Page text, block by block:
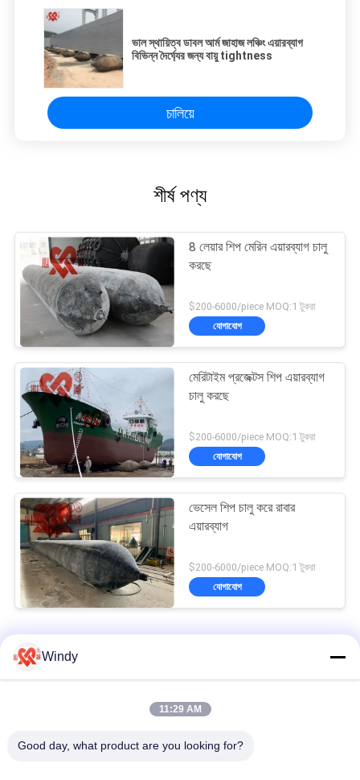
ভাল স্থায়িত্ব ডাবল আর্ম জাহাজ লঞ্চিং এয়ারব্যাগ
বিভিন্ন দৈর্ঘ্যের জন্য বায়ু tightness
চালিয়ে
শীর্ষ পণ্য
8 লেয়ার শিপ মেরিন এয়ারব্যাগ চালু
করছে
$200-6000/piece MOQ:1 টুকরা
যোগাযোগ
মেরিটাইম প্রজেক্টস শিপ এয়ারব্যাগ
চালু করছে
$200-6000/piece MOQ:1 টুকরা
যোগাযোগ
ভেসেল শিপ চালু করে রাবার
এয়ারব্যাগ
$200-6000/piece MOQ:1 টুকরা
যোগাযোগ
মিড প্রেসার শিপ চালু করে মেরিন এয়ারব্যাগগুলি উচ্চ ভারবহন ক্ষমতা 8-24 মি দীর্ঘ
প্রাকৃতিক রাবার শিপ ল্যান্ডিং বোটগুলির জন্য এয়ারব্যাগগুলি বেলুন চালু করছে
এসজিএস শিপ চালু করে এয়ার ব্যাগ মেরিন লিফটিং এয়ারব্যাগ 24 মাসের ওয়্যারেন্টি
Windy
11:29 AM
Good day, what product are you looking for?